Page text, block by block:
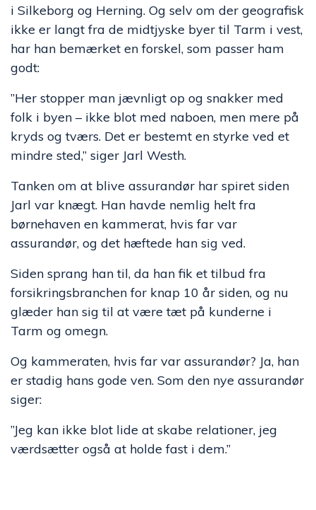
i Silkeborg og Herning. Og selv om der geografisk
ikke er langt fra de midtjyske byer til Tarm i vest,
har han bemærket en forskel, som passer ham
godt:
”Her stopper man jævnligt op og snakker med
folk i byen – ikke blot med naboen, men mere på
kryds og tværs. Det er bestemt en styrke ved et
mindre sted,” siger Jarl Westh.
Tanken om at blive assurandør har spiret siden
Jarl var knægt. Han havde nemlig helt fra
børnehaven en kammerat, hvis far var
assurandør, og det hæftede han sig ved.
Siden sprang han til, da han fik et tilbud fra
forsikringsbranchen for knap 10 år siden, og nu
glæder han sig til at være tæt på kunderne i
Tarm og omegn.
Og kammeraten, hvis far var assurandør? Ja, han
er stadig hans gode ven. Som den nye assurandør
siger:
”Jeg kan ikke blot lide at skabe relationer, jeg
værdsætter også at holde fast i dem.”